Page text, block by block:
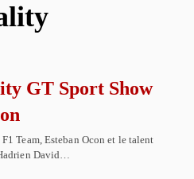
GT Sport Show
Team, Esteban Ocon et le talent
David…